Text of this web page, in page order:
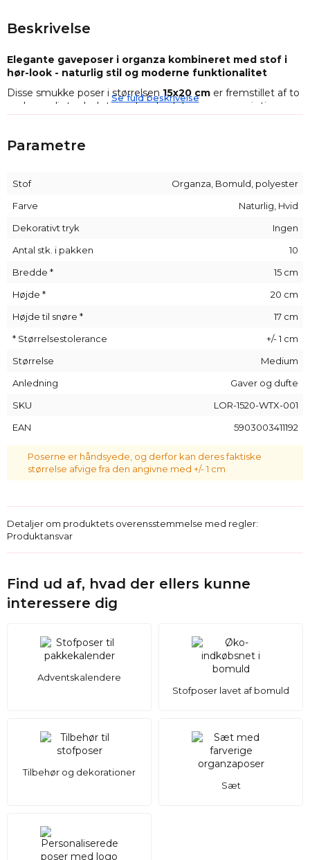
Beskrivelse
Elegante gaveposer i organza kombineret med stof i
hør-look - naturlig stil og moderne funktionalitet
Disse smukke poser i størrelsen 15x20 cm er fremstillet af to
omhyggeligt udvalgte materialer: let og gennemsigtig
organza samtet stof, der ligner hør- en stilfuld blanding af
åndbart og holdbart produkt, der egner sig perfekt til både
Produktegenskaber:
Materiale:Organza + bomulds- og polyesterblanding i
hør-look
Antal pr. pakke:
Lukning:
Håndsyet:
Små størrelsesvariationer (±1 cm) kan
forekomme
Derfor skal du vælge poser fra Saketos:
Hør-look stof
- stilfuldt alternativ til ægte hør, med
Organza detaljer
- skaber en følelse af lethed og
gennemsigtighed
materiale sikrer god ventilation
Perfekte til håndlavede varer- f.eks. sæber, smykker
Duftposer til hotelværelser, skabe eller badeværelser
Gaver og giveaways til bryllupper og arrangementer
blomster eller urter
Se fuld beskrivelse
Parametre
Stof
Organza, Bomuld, polyester
Farve
Naturlig, Hvid
Dekorativt tryk
Ingen
Antal stk. i pakken
10
Bredde *
15 cm
Højde *
20 cm
Højde til snøre *
17 cm
* Størrelsestolerance
+/- 1 cm
Størrelse
Medium
Anledning
Gaver og dufte
SKU
LOR-1520-WTX-001
EAN
5903003411192
Poserne er håndsyede, og derfor kan deres faktiske
størrelse afvige fra den angivne med +/- 1 cm
Detaljer om produktets overensstemmelse med regler:
Produktansvar
Find ud af, hvad der ellers kunne
interessere dig
Adventskalendere
Stofposer lavet af bomuld
Tilbehør og dekorationer
Sæt